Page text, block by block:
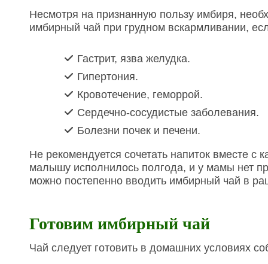
Несмотря на признанную пользу имбиря,
имбирный чай при грудном вскармливании,
Гастрит, язва желудка.
Гипертония.
Кровотечение, геморрой.
Сердечно-сосудистые заболевания.
Болезни почек и печени.
Не рекомендуется сочетать напиток вместе
малышу исполнилось полгода, и у мамы нет
можно постепенно вводить имбирный чай в
Готовим имбирный чай
Чай следует готовить в домашних условиях